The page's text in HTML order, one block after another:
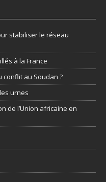
stabiliser le réseau
à la France
conflit au Soudan ?
urnes
de l’Union africaine en